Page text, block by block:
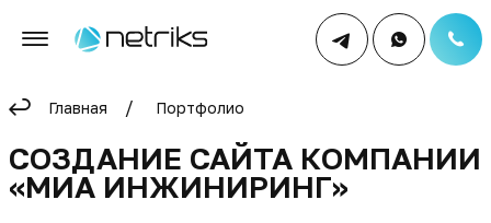
Главная Портфолио
СОЗДАНИЕ САЙТА КОМПАНИИ
«МИА ИНЖИНИРИНГ»